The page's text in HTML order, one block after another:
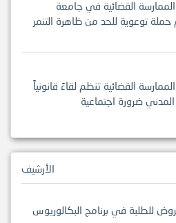
القضائية في جامعة
توعوية للحد من ظاهرة التنمر
القضائية تنظم لقاءً قانونياً
ضرورة اجتماعية
الأرشيف
للطلبة في برنامج البكالوريوس